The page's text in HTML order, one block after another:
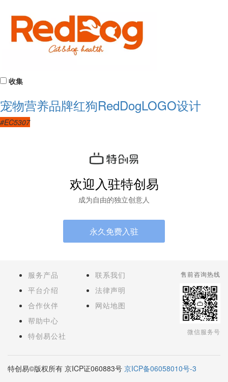
收集
宠物营养品牌红狗RedDogLOGO设计
#EC5307
欢迎入驻特创易
成为自由的独立创意人
永久免费入驻
服务产品
平台介绍
合作伙伴
帮助中心
特创易公社
联系我们
法律声明
网站地图
售前咨询热线
微信服务号
特创易©版权所有 京ICP证060883号 京ICP备06058010号-3